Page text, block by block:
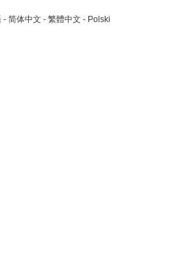
简体中文 繁體中文 Polski